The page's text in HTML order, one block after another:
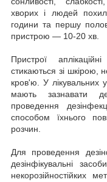
хворих і людей
години та першу
пристрою — 10-20 хв.
Пристрої
стикаються зі шкірою,
кров'ю. У лікувальних
мають зазнавати
проведення
способом їхнього
розчин.
Для проведення
дезінфікувальні
некорозійностійких